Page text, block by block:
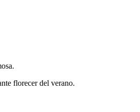
florecer del verano.